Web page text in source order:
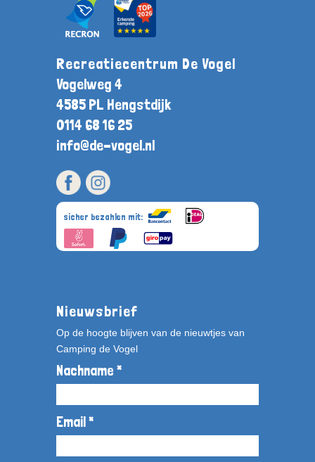
Recreatiecentrum De Vogel
Vogelweg 4
4585 PL Hengstdijk
0114 68 16 25
info@de-vogel.nl
sicher bezahlen mit:
Nieuwsbrief
Op de hoogte blijven van de nieuwtjes van
Camping de Vogel
Nachname *
Email *